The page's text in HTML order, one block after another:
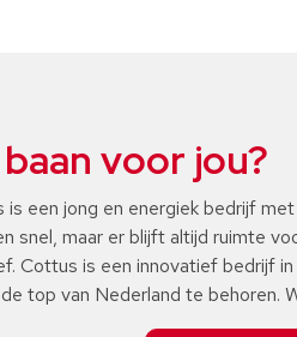
voor jou?
is een jong en energiek bedrijf
snel, maar er blijft altijd ruimte
Cottus is een innovatief bedrijf
top van Nederland te behoren.